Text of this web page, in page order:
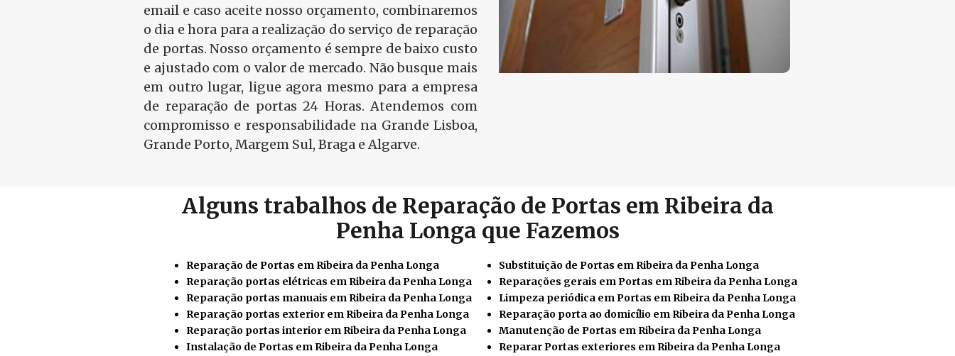
email e caso aceite nosso orçamento, combinaremos
o dia e hora para a realização do serviço de reparação
de portas. Nosso orçamento é sempre de baixo custo
e ajustado com o valor de mercado. Não busque mais
em outro lugar, ligue agora mesmo para a empresa
de reparação de portas 24 Horas. Atendemos com
compromisso e responsabilidade na Grande Lisboa,
Grande Porto, Margem Sul, Braga e Algarve.
Alguns trabalhos de Reparação de Portas em Ribeira da
Penha Longa que Fazemos
Reparação de Portas em Ribeira da Penha Longa
Reparação portas elétricas em Ribeira da Penha Longa
Reparação portas manuais em Ribeira da Penha Longa
Reparação portas exterior em Ribeira da Penha Longa
Reparação portas interior em Ribeira da Penha Longa
Instalação de Portas em Ribeira da Penha Longa
Substituição de Portas em Ribeira da Penha Longa
Reparações gerais em Portas em Ribeira da Penha Longa
Limpeza periódica em Portas em Ribeira da Penha Longa
Reparação porta ao domicílio em Ribeira da Penha Longa
Manutenção de Portas em Ribeira da Penha Longa
Reparar Portas exteriores em Ribeira da Penha Longa